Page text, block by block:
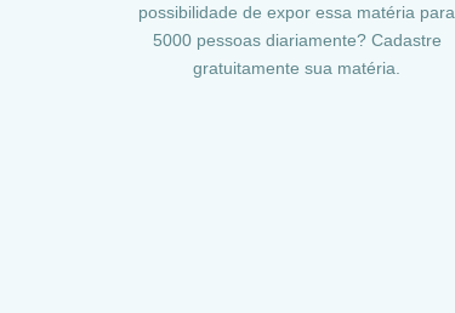
possibilidade de expor essa matéria para
5000 pessoas diariamente? Cadastre
gratuitamente sua matéria.